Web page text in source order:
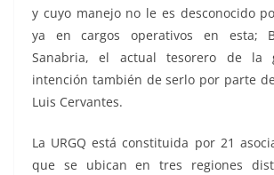
y cuyo manejo no le es desconocido
ya en cargos operativos en esta;
Sanabria, el actual tesorero de la
intención también de serlo por parte
Luis Cervantes.
La URGQ está constituida por 21
que se ubican en tres regiones